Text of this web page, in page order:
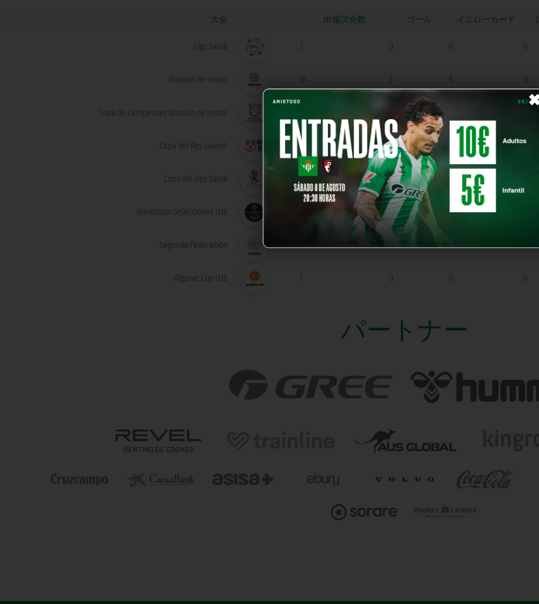
×
大会 ゴール
Liga Saudí 2 0 0 0
División de Honor 61 5 6 0
Copa de Campeones División de Honor
Copa del Rey Juvenil 3 0 0
Copa del Rey Saudí 3 0
Amistosos Selecciones U16 0
Segunda Federación 3 0 0 0
Algarve Cup U16 1 0 0 0
パートナー